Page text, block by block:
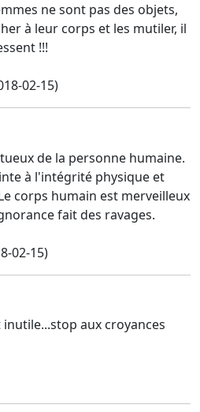
ne sont pas des objets,
à leur corps et les mutiler, il
!!!
02-15)
de la personne humaine.
à l'intégrité physique et
corps humain est merveilleux
fait des ravages.
02-15)
aux croyances